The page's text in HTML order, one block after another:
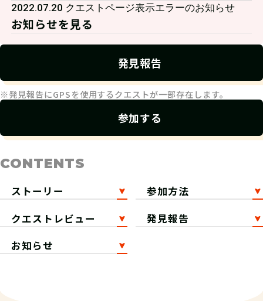
2022.07.20 クエストページ表示エラーのお知らせ
お知らせを見る
発見報告
※発見報告にGPSを使用するクエストが一部存在します。
参加する
CONTENTS
ストーリー
参加方法
クエストレビュー
発見報告
お知らせ